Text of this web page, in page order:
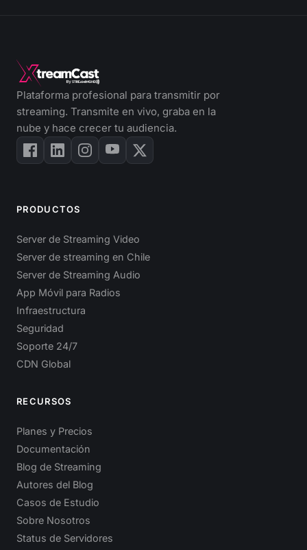
Plataforma profesional para transmitir por
streaming. Transmite en vivo, graba en la
nube y hace crecer tu audiencia.
PRODUCTOS
Server de Streaming Video
Server de streaming en Chile
Server de Streaming Audio
App Móvil para Radios
Infraestructura
Seguridad
Soporte 24/7
CDN Global
RECURSOS
Planes y Precios
Documentación
Blog de Streaming
Autores del Blog
Casos de Estudio
Sobre Nosotros
Status de Servidores